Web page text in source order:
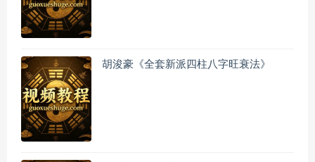
胡浚豪《全套新派四柱八字旺衰法》